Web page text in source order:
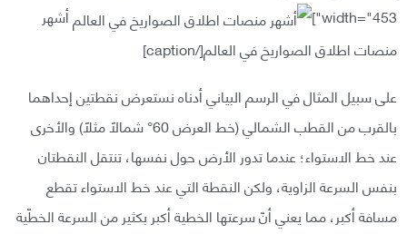
width="453"]
أشهر
منصات اطلاق الصواريخ في العالم[/caption]
على سبيل المثال في الرسم البياني أدناه نستعرض نقطتين إحداهما
بالقرب من القطب الشمالي (خط العرض 60° شمالًا مثلًا) والأخرى
عند خط الاستواء؛ عندما تدور الأرض حول نفسها، تنتقل النقطتان
بنفس السرعة الزاوية، ولكن النقطة التي عند خط الاستواء تقطع
مسافة أكبر، مما يعني أنّ سرعتها الخطية أكبر بكثير من السرعة الخطّية